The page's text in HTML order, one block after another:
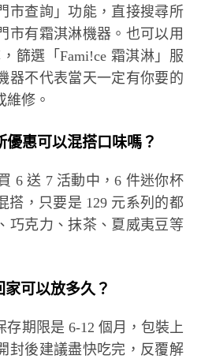
市查詢」功能，直接搜尋所
市有霜淇淋機器。也可以用
篩選「Fami!ce 霜淇淋」服
器不代表當天一定有你要的
維修。
優惠可以混搭口味嗎？
6 送 7 活動中，6 件迷你杯
搭，只要是 129 元系列的都
巧克力、抹茶、夏威夷豆等
可以放多久？
存期限是 6-12 個月，包裝上
封後建議盡快吃完，反覆解